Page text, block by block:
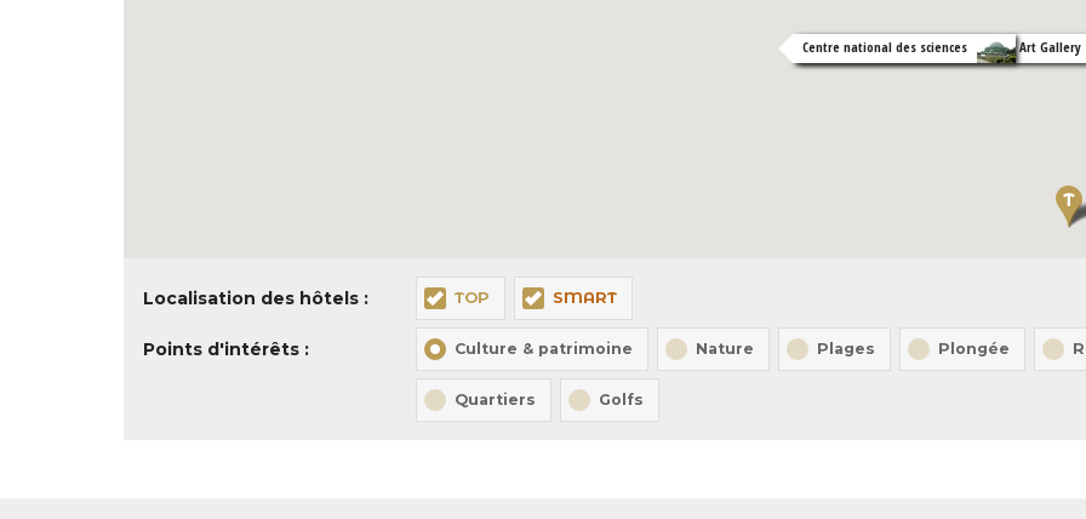
Bank Negara Malaysia Museum and Art Gallery
Centre national des sciences
Localisation des hôtels : TOP SMART
Points d'intérêts : Culture & patrimoine Nature Plages Plongée
Quartiers Golfs